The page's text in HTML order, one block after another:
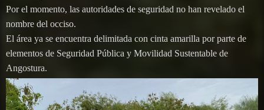
Por el momento, las autoridades de seguridad no han revelado el
nombre del occiso.
El área ya se encuentra delimitada con cinta amarilla por parte de
elementos de Seguridad Pública y Movilidad Sustentable de
Angostura.